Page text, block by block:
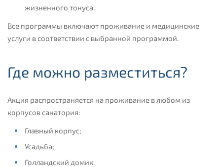
жизненного тонуса.
Все программы включают проживание и медицинские
услуги в соответствии с выбранной программой.
Где можно разместиться?
Акция распространяется на проживание в любом из
корпусов санатория:
Главный корпус;
Усадьба;
Голландский домик.